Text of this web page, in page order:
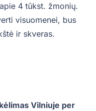
4 tūkst. žmonių.
visuomenei, bus
ir skveras.
Vilniuje per